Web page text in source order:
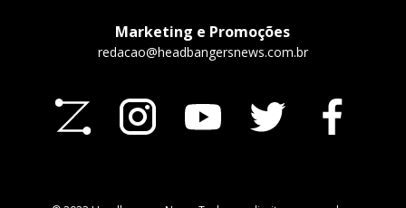
Marketing e Promoções
redacao@headbangersnews.com.br